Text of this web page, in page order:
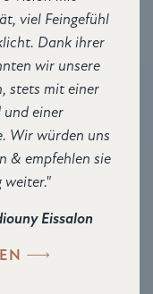
viel Feingefühl
Dank ihrer
wir unsere
stets mit einer
und einer
Wir würden uns
& empfehlen sie
weiter."
Eissalon